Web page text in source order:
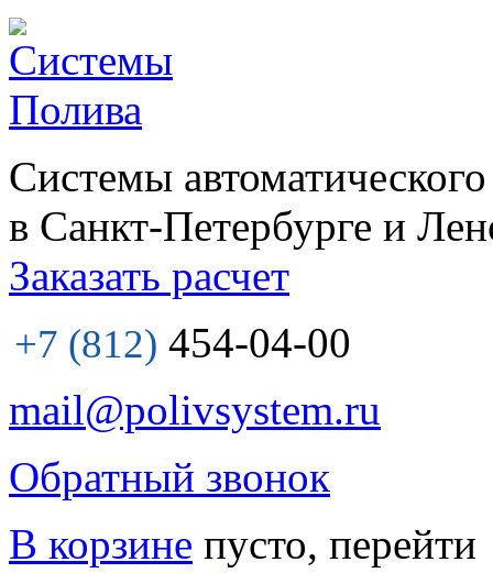
Системы
в Санкт-Петербурге и
Заказать расчет
+7 (812) 454-04-00
mail@polivsystem.ru
Обратный звонок
В корзине пусто, перейти